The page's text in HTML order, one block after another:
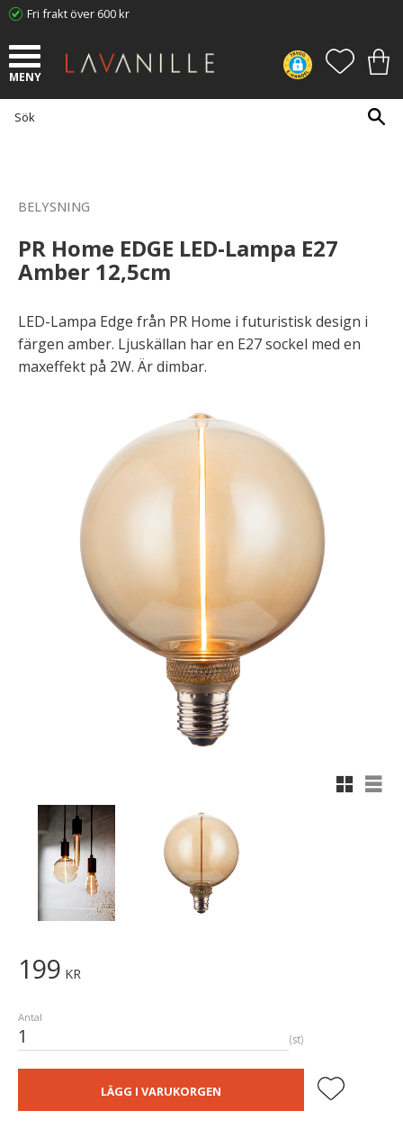
Fri frakt över 600 kr
BELYSNING
PR Home EDGE LED-Lampa E27
Amber 12,5cm
LED-Lampa Edge från PR Home i futuristisk design i
färgen amber. Ljuskällan har en E27 sockel med en
maxeffekt på 2W. Är dimbar.
199 KR
Antal
st
LÄGG I VARUKORGEN Lägg till i